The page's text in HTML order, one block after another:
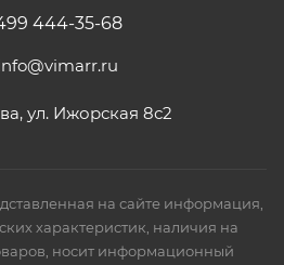
444-35-68
ул. Ижорская 8с2
на сайте информация,
характеристик, наличия на
носит информационный